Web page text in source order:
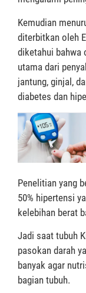
Kemudian
diterbitkan oleh
diketahui bahwa
utama dari
jantung, ginjal,
diabetes dan
Penelitian yang
50% hipertensi
kelebihan berat
Jadi saat tubuh
pasokan darah
banyak agar
bagian tubuh.